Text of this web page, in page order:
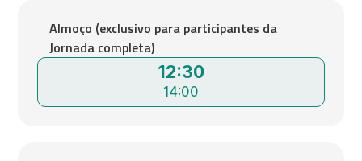
12:30
14:00
Almoço (exclusivo para participantes da
Jornada completa)